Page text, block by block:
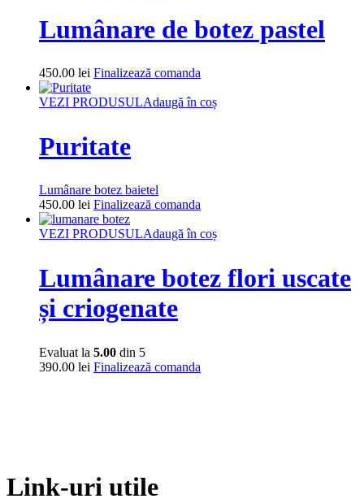
Lumânare de botez pastel
450.00 lei Finalizează comanda
VEZI PRODUSULAdaugă în coș
Puritate
Lumânare botez baietel
450.00 lei Finalizează comanda
VEZI PRODUSULAdaugă în coș
Lumânare botez flori uscate
și criogenate
Evaluat la 5.00 din 5
390.00 lei Finalizează comanda
Link-uri utile